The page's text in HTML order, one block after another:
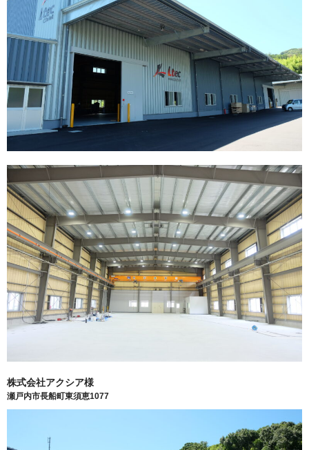
株式会社アクシア様
瀬戸内市長船町東須恵1077